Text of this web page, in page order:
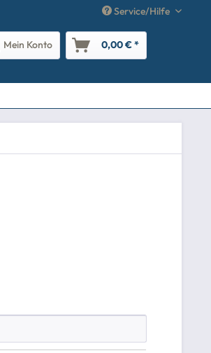
Service/Hilfe
Mein Konto 0,00 € *